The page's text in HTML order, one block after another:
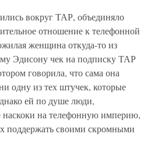
вокруг ТАР, объединяло
отношение к телефонной
женщина откуда-то из
Эдисону чек на подписку ТАР
говорила, что сама она
одну из тех штучек, которые
ей по душе люди,
на телефонную империю,
поддержать своими скромными